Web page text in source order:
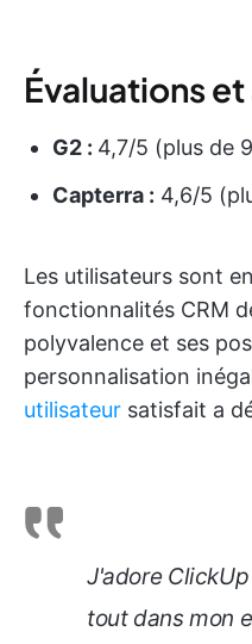
Évaluations
G2 : 4,7/5 (plus de
Capterra : 4,6/5
Les utilisateurs sont
fonctionnalités CRM
polyvalence et ses
personnalisation
utilisateur satisfait a
J'adore
tout dans mon